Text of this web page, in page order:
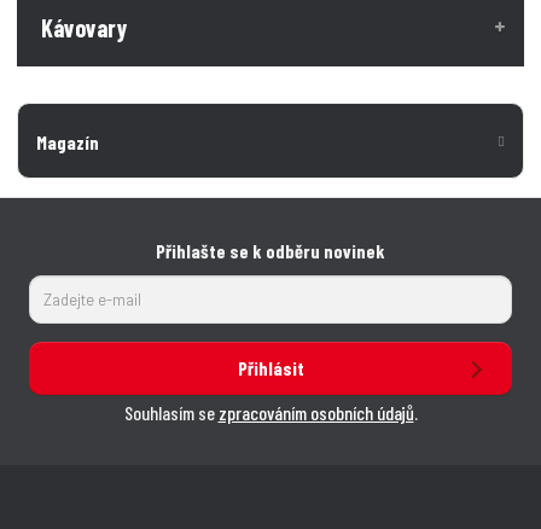
Kávovary
Magazín
Přihlašte se k odběru novinek
Přihlásit
Souhlasím se zpracováním osobních údajů.